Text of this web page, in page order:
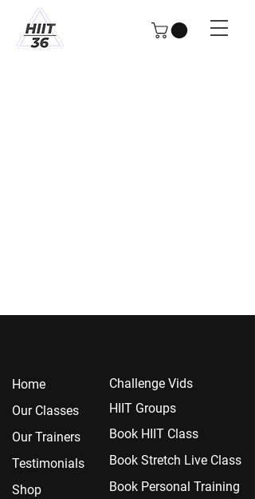
Home
Our Classes
Our Trainers
Testimonials
Shop
Chall enge Vids
HIIT Groups
Book HIIT Class
Book Stretch Live Class
Book Personal Training